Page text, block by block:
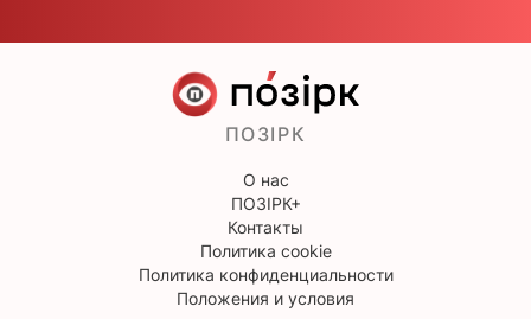
ПОЗІРК
О нас
ПОЗІРК+
Контакты
Политика cookie
Политика конфиденциальности
Положения и условия